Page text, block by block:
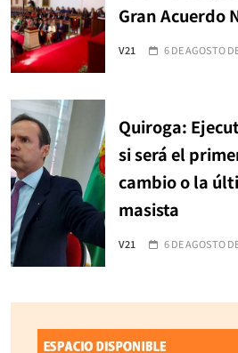
Gran Acuerdo
V21 6 DE AGOSTO
Quiroga:
si será el
cambio o la
masista
V21 6 DE AGOSTO